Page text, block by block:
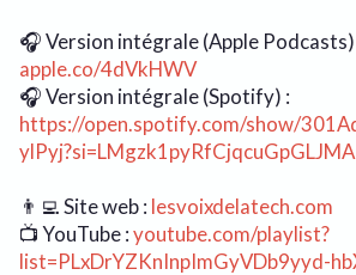
🎧 Version intégrale (Apple Podcasts)
apple.co/4dVkHWV
🎧 Version intégrale (Spotify) :
https://open.spotify.com/show/
ylPyj?si=LMgzk1pyRfCjqcuGpGLJMA
👨‍💻 Site web : lesvoixdelatech.com
📺 YouTube :youtube.com/playlist?
list=PLxDrYZKnInpImGyVDb9yyd-